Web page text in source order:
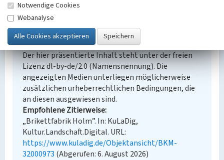
Empfohlene Zitierweise
Urheberrechtlicher Hinweis
Der hier präsentierte Inhalt steht unter der freien
Lizenz dl-by-de/2.0 (Namensnennung). Die
angezeigten Medien unterliegen möglicherweise
zusätzlichen urheberrechtlichen Bedingungen, die
an diesen ausgewiesen sind.
Empfohlene Zitierweise
„Brikettfabrik Holm”. In: KuLaDig,
Kultur.Landschaft.Digital. URL:
https://www.kuladig.de/Objektansicht/BKM-
32000973 (Abgerufen: 6. August 2026)
Notwendige Cookies
Webanalyse